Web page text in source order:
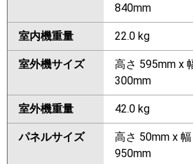
840mm
室内機重量 22.0 kg
室外機サイズ
高さ 595mm x
300mm
室外機重量 42.0 kg
パネルサイズ
高さ 50mm x
950mm